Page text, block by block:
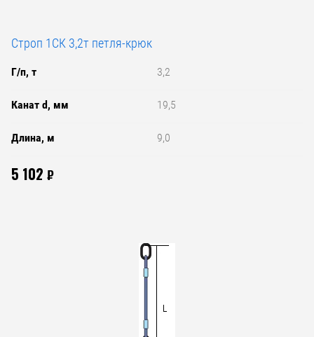
Строп 1СК 3,2т петля-крюк
Г/п, т 3,2
Канат d, мм 19,5
Длина, м 9,0
5 102 ₽